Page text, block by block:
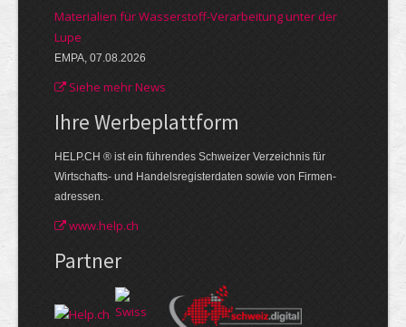
Materialien für Wasserstoff-Verarbeitung unter der
Lupe
EMPA, 07.08.2026
Siehe mehr News
Ihre Werbe­plattform
HELP.CH ® ist ein führendes Schweizer Verzeichnis für
Wirtschafts- und Handelsregisterdaten sowie von Firmen­
adressen.
www.help.ch
Partner